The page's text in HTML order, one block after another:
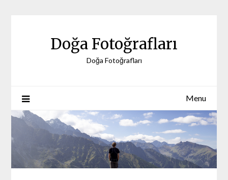
Doğa Fotoğrafları
Doğa Fotoğrafları
Menu